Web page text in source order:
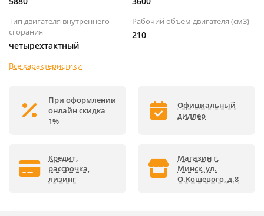
Тип двигателя внутреннего
сгорания
четырехтактный
Рабочий объём двигателя (см3)
210
Все характеристики
При оформлении
онлайн скидка
1%
Официальный
диллер
Кредит,
рассрочка,
лизинг
Магазин г.
Минск, ул.
О.Кошевого, д.8